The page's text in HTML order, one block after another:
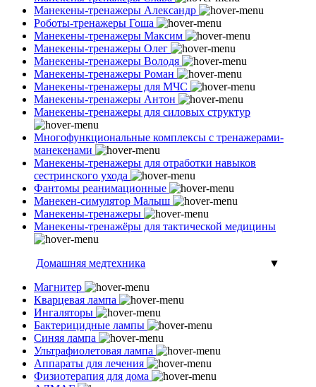
Манекены-тренажеры Александр
Роботы-тренажеры Гоша
Манекены-тренажеры Максим
Манекены-тренажеры Олег
Манекены-тренажеры Володя
Манекены-тренажеры Роман
Манекены-тренажеры для МЧС
Манекены-тренажеры Антон
Манекены-тренажеры для силовых структур
Многофункциональные комплексы с тренажерами-
манекенами
Манекены-тренажеры для отработки навыков
сестринского ухода
Фантомы реанимационные
Манекен-симулятор Малыш
Манекены-тренажеры
Манекены-тренажёры для тактической медицины
Домашняя медтехника
▼
Магнитер
Кварцевая лампа
Ингаляторы
Бактерицидные лампы
Синяя лампа
Ультрафиолетовая лампа
Аппараты для лечения
Физиотерапия для дома